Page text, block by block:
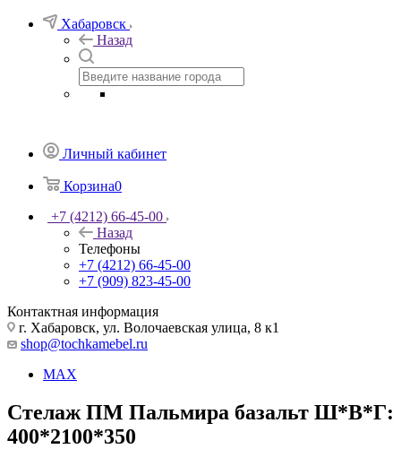
Хабаровск
Назад
Личный кабинет
Корзина0
+7 (4212) 66-45-00
Назад
Телефоны
+7 (4212) 66-45-00
+7 (909) 823-45-00
Контактная информация
г. Хабаровск, ул. Волочаевская улица, 8 к1
shop@tochkamebel.ru
MAX
Стелаж ПМ Пальмира базальт Ш*В*Г:
400*2100*350